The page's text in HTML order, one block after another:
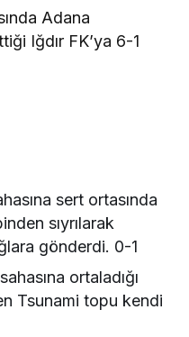
Adana
Iğdır FK’ya 6-1
sert ortasında
sıyrılarak
gönderdi. 0-1
ortaladığı
Tsunami topu kendi